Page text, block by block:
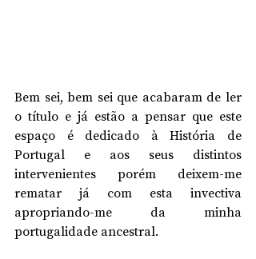
Bem sei, bem sei que acabaram de ler
o título e já estão a pensar que este
espaço é dedicado à História de
Portugal e aos seus distintos
intervenientes porém deixem-me
rematar já com esta invectiva
apropriando-me da minha
portugalidade ancestral.